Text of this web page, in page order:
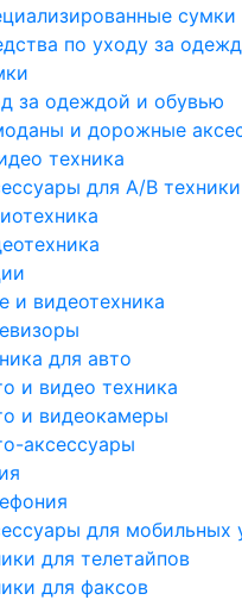
сумки
по уходу за
за одеждой и обувью
и дорожные
техника
для А/В техники
и видеотехника
для авто
и видео техника
и видеокамеры
аксессуары
для мобильных
для телетайпов
для факсов